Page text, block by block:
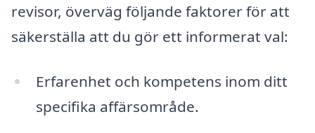
revisor, överväg följande faktorer för att
säkerställa att du gör ett informerat val:
Erfarenhet och kompetens inom ditt
specifika affärsområde.